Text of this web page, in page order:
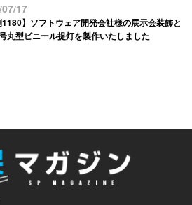
17
1180】ソフトウェア開発会社様の展示会装飾と
丸型ビニール提灯を製作いたしました